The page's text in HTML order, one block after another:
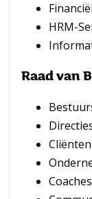
HRM-
Raad van
Coaches